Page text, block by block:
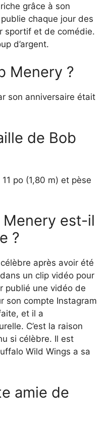
grâce à son
chaque jour des
sportif et de comédie.
d’argent.
Menery ?
son anniversaire était
de Bob
po (1,80 m) et pèse
est-il
?
après avoir été
un clip vidéo pour
publié une vidéo de
son compte Instagram
et il a
C’est la raison
si célèbre. Il est
Wild Wings a sa
amie de